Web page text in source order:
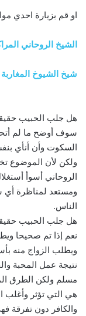
او قم بزيارة احدي
الشيخ الروحاني
شيخ الشيوخ المغاربة
هل جلب الحبيب
سوف أوضح ما لم
السكوت وأن أنأي
ولكن لأن الموضوع
الروحاني أسوأ
ومستعد لمناظرة أي
الناس.
هل جلب الحبيب
نعم إذا تم صحيحا
ويطلب الزواج منه
نتيجة عمل المحبة
مسلم ولكن الطرق
هي التي تؤثر وأغلب
والكافر دون تفرقة